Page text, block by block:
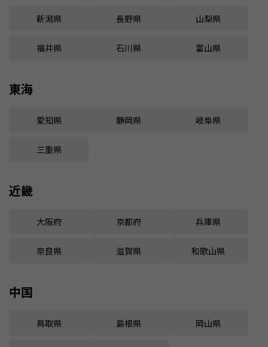
新潟県 長野県 山梨県
福井県 石川県 富山県
東海
愛知県 静岡県 岐阜県
三重県
近畿
大阪府 京都府 兵庫県
奈良県 滋賀県 和歌山県
中国
鳥取県 島根県 岡山県